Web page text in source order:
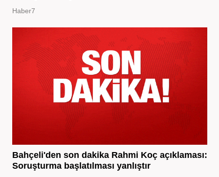
Haber7
Bahçeli'den son dakika Rahmi Koç açıklaması:
Soruşturma başlatılması yanlıştır